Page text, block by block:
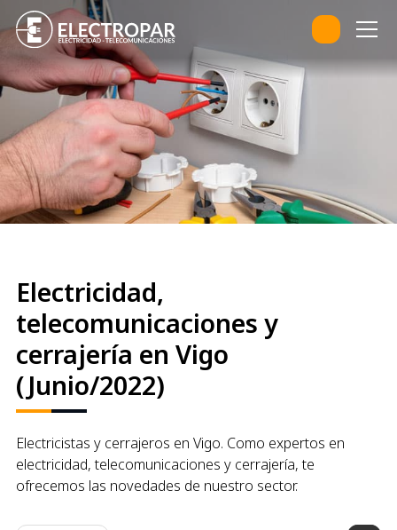
Electricidad,
telecomunicaciones y
cerrajería en Vigo
(Junio/2022)
Electricistas y cerrajeros en Vigo. Como expertos en
electricidad, telecomunicaciones y cerrajería, te
ofrecemos las novedades de nuestro sector.